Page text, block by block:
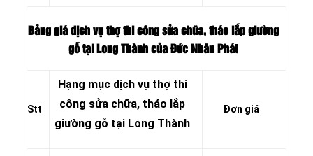
Bảng giá dịch vụ thợ thi công sửa chữa, tháo lắp giường
gỗ tại Long Thành của Đức Nhân Phát
Stt
Hạng mục dịch vụ thợ thi
công sửa chữa, tháo lắp
giường gỗ tại Long Thành
Đơn giá